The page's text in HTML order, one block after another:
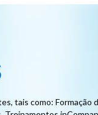
tais como: Formação